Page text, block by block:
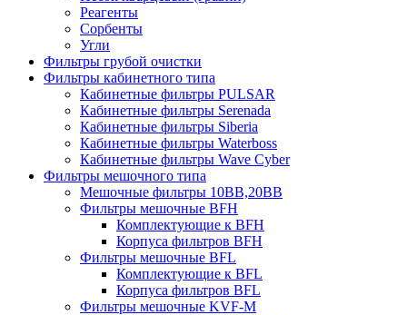
Реагенты
Сорбенты
Угли
Фильтры грубой очистки
Фильтры кабинетного типа
Кабинетные фильтры PULSAR
Кабинетные фильтры Serenada
Кабинетные фильтры Siberia
Кабинетные фильтры Waterboss
Кабинетные фильтры Wave Cyber
Фильтры мешочного типа
Мешочные фильтры 10ВВ,20ВВ
Фильтры мешочные BFH
Комплектующие к BFH
Корпуса фильтров BFH
Фильтры мешочные BFL
Комплектующие к BFL
Корпуса фильтров BFL
Фильтры мешочные KVF-M